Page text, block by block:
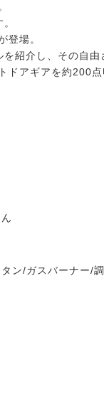
登場。
紹介し、その自由
ドアギアを約200
ン/ガスバーナー/